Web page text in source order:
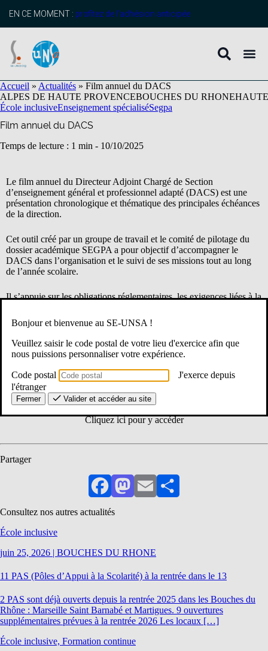
principal
EN CE MOMENT : profitez de l’adhésion anticipée
Accueil » Actualités » Film annuel du DACS
ALPES DE HAUTE PROVENCEBOUCHES DU RHONE
École inclusiveEnseignement spécialiséSegpa
Film annuel du DACS
Temps de lecture : 1 min - 10/10/2025
Le film annuel du Directeur Adjoint Chargé de Section
d’enseignement général et professionnel adapté (DACS) est une
présentation chronologique et thématique des principales échéances
de la direction.
Cet outil créé par un groupe de travail et le comité de pilotage du
dossier académique SEGPA a pour objectif d’accompagner le
DACS dans l’organisation et le suivi de ses missions tout au long
de l’année scolaire.
Il s’appuie sur les obligations réglementaires, les exigences liées à la
terrain.
Il n’a pas vocation à se substituer aux textes réglementaires en
vigueur, ou aux directives émises par les Directeurs Académiques
de l’Education Nationale (IEN).
Cliquez ici pour y accéder
Partager
FacebookMastodon
EmailPartager
Consultez nos autres actualités
École inclusive
juin 25, 2026 | BOUCHES DU RHONE
11 PAS (Pôles d’Appui à la Scolarité) à la rentrée dans le 13
2 PAS sont déjà ouverts depuis la rentrée 2025 dans les Bouches du
Rhône : Marseille Saint Barnabé et Martigues. 9 ouvertures
supplémentaires prévues à la rentrée 2026 Les locaux […]
École inclusive, Formation continue
Bonjour et bienvenue au SE-UNSA !
Veuillez saisir le code postal de votre lieu d'exercice afin que
nous puissions personnaliser votre expérience.
Code postal
J'exerce depuis
l'étranger
Fermer Valider et accéder au site